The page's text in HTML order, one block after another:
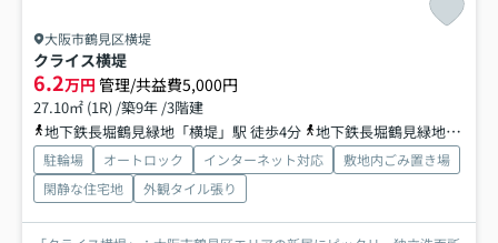
大阪市鶴見区横堤
クライス横堤
6.2万円 管理/共益費5,000円
27.10㎡ (1R) /築9年 /3階建
地下鉄長堀鶴見緑地「横堤」駅 徒歩4分
地下鉄長堀鶴見緑地「鶴見緑地」駅 徒歩15分
駐輪場 オートロック インターネット対応
敷地内ごみ置き場
閑静な住宅地
外観タイル張り